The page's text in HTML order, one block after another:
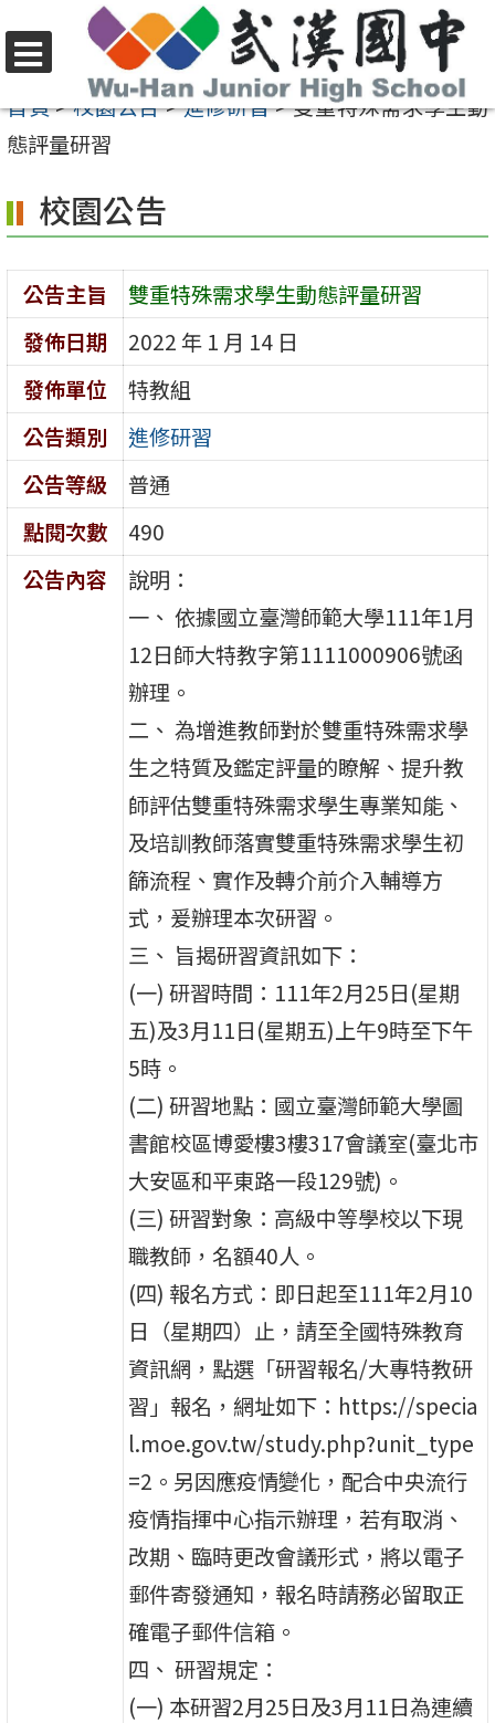
至
要
容
區
選
單
首頁>校園公告>進修研習>雙重特殊需求學生動
態評量研習
校園公告
公告主旨
雙重特殊需求學生動態評量研習
發佈日期
2022 年 1 月 14 日
發佈單位
特教組
公告類別
進修研習
公告等級
普通
點閱次數
490
公告內容
說明：
一、 依據國立臺灣師範大學111年1月
12日師大特教字第1111000906號函
辦理。
二、 為增進教師對於雙重特殊需求學
生之特質及鑑定評量的瞭解、提升教
師評估雙重特殊需求學生專業知能、
及培訓教師落實雙重特殊需求學生初
篩流程、實作及轉介前介入輔導方
式，爰辦理本次研習。
三、 旨揭研習資訊如下：
(一) 研習時間：111年2月25日(星期
五)及3月11日(星期五)上午9時至下午
5時。
(二) 研習地點：國立臺灣師範大學圖
書館校區博愛樓3樓317會議室(臺北市
大安區和平東路一段129號)。
(三) 研習對象：高級中等學校以下現
職教師，名額40人。
(四) 報名方式：即日起至111年2月10
日（星期四）止，請至全國特殊教育
資訊網，點選「研習報名/大專特教研
習」報名，網址如下：https://specia
l.moe.gov.tw/study.php?unit_type
=2。另因應疫情變化，配合中央流行
疫情指揮中心指示辦理，若有取消、
改期、臨時更改會議形式，將以電子
郵件寄發通知，報名時請務必留取正
確電子郵件信箱。
四、 研習規定：
(一) 本研習2月25日及3月11日為連續